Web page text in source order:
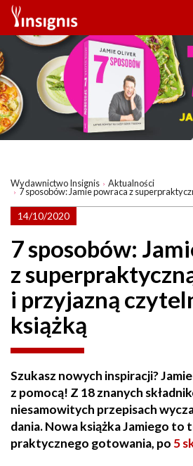
Wydawnictwo Insignis Aktualności
7 sposobów: Jamie powraca z
14/10/2020
7 sposobów:
z
i przyjazną
książką
Szukasz nowych inspiracji?
z pomocą! Z 18 znanych
niesamowitych przepisach
dania. Nowa książka Jamiego
praktycznego gotowania, po 5